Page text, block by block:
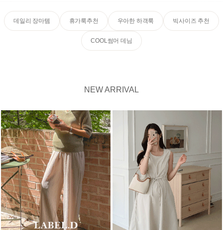
데일리 장마템 휴가룩추천 우아한 하객룩 빅사이즈 추천
COOL썸머 데님
NEW ARRIVAL